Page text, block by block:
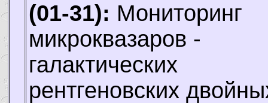
(01-31): Мониторинг
микроквазаров -
галактических
рентгеновских